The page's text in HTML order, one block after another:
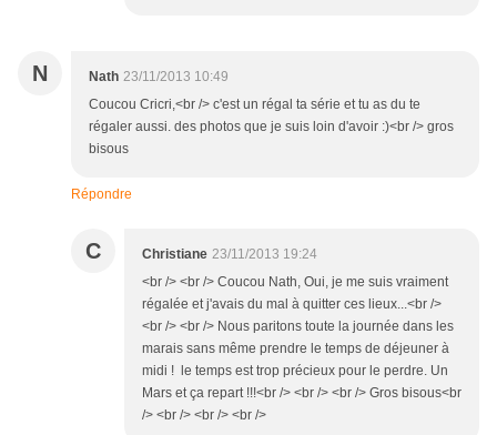
N Nath 23/11/2013 10:49
Coucou Cricri,<br /> c'est un régal ta série et tu as du te
régaler aussi. des photos que je suis loin d'avoir :)<br /> gros
bisous
Répondre
C Christiane 23/11/2013 19:24
<br /> <br /> Coucou Nath, Oui, je me suis vraiment
régalée et j'avais du mal à quitter ces lieux...<br />
<br /> <br /> Nous paritons toute la journée dans les
marais sans même prendre le temps de déjeuner à
midi ! le temps est trop précieux pour le perdre. Un
Mars et ça repart !!!<br /> <br /> <br /> Gros bisous<br
/> <br /> <br /> <br />